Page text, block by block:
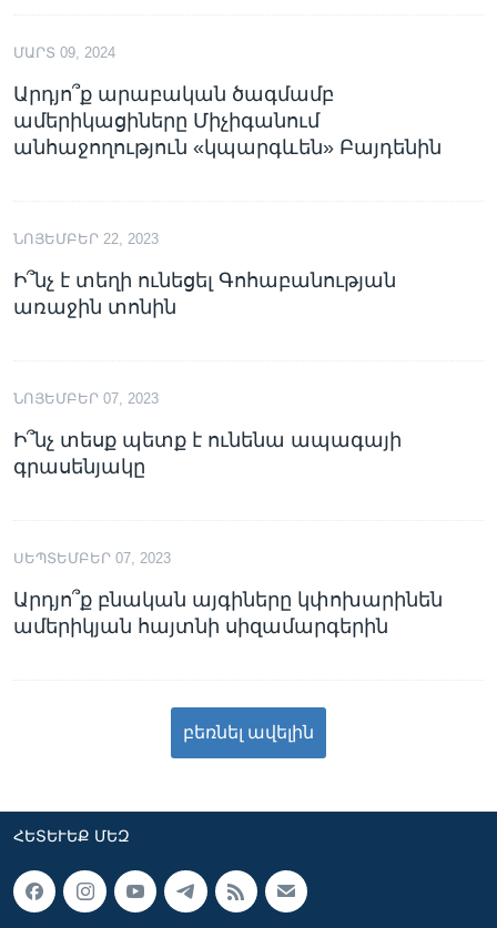
ՄԱՐՏ 09, 2024
Արդյո՞ք արաբական ծագմամբ
ամերիկացիները Միչիգանում
անհաջողություն «կպարգևեն» Բայդենին
ՆՈՅԵՄԲԵՐ 22, 2023
Ի՞նչ է տեղի ունեցել Գոհաբանության
առաջին տոնին
ՆՈՅԵՄԲԵՐ 07, 2023
Ի՞նչ տեսք պետք է ունենա ապագայի
գրասենյակը
ՍԵՊՏԵՄԲԵՐ 07, 2023
Արդյո՞ք բնական այգիները կփոխարինեն
ամերիկյան հայտնի սիզամարգերին
բեռնել ավելին
ՀԵՏԵՒԵՔ ՄԵԶ